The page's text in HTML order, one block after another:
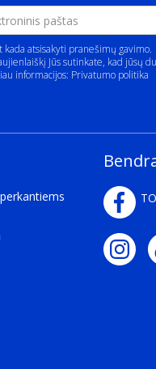
kada atsisakyti pranešimų gavimo.
Jūs sutinkate, kad jūsų
informacijos: Privatumo politika